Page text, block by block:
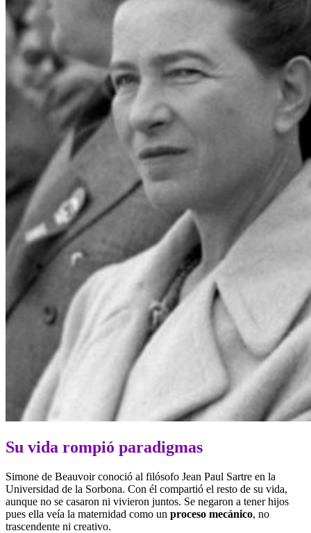
Su vida rompió paradigmas
Simone de Beauvoir conoció al filósofo Jean Paul Sartre en la
Universidad de la Sorbona. Con él compartió el resto de su vida,
aunque no se casaron ni vivieron juntos. Se negaron a tener hijos
pues ella veía la maternidad como un proceso mecánico, no
trascendente ni creativo.